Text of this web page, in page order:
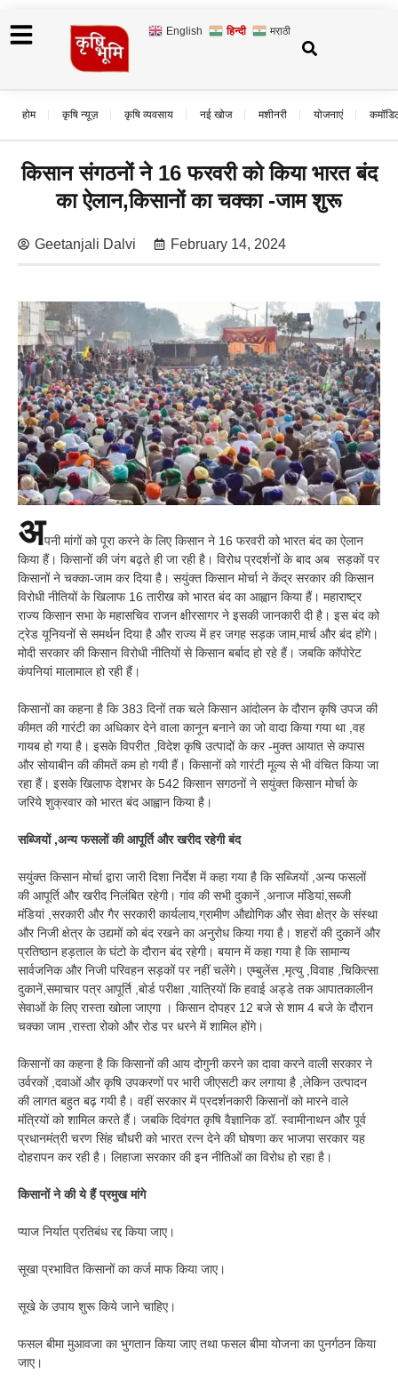
English हिन्दी मराठी
होम कृषि न्यूज़ कृषि व्यवसाय नई खोज मशीनरी योजनाएं
किसान संगठनों ने 16 फरवरी को किया भारत बंद
का ऐलान,किसानों का चक्का -जाम शुरू
Geetanjali Dalvi February 14, 2024
अपनी मांगों को पूरा करने के लिए किसान ने 16 फरवरी को भारत बंद का ऐलान
किया हैं। किसानों की जंग बढ़ते ही जा रही है। विरोध प्रदर्शनों के बाद अब सड़कों पर
किसानों ने चक्का-जाम कर दिया है। सयुंक्त किसान मोर्चा ने केंद्र सरकार की किसान
विरोधी नीतियों के खिलाफ 16 तारीख को भारत बंद का आह्वान किया हैं। महाराष्ट्र
राज्य किसान सभा के महासचिव राजन क्षीरसागर ने इसकी जानकारी दी है। इस बंद को
ट्रेड यूनियनों से समर्थन दिया है और राज्य में हर जगह सड़क जाम,मार्च और बंद होंगे।
मोदी सरकार की किसान विरोधी नीतियों से किसान बर्बाद हो रहे हैं। जबकि कॉपोरेट
कंपनियां मालामाल हो रही हैं।
किसानों का कहना है कि 383 दिनों तक चले किसान आंदोलन के दौरान कृषि उपज की
कीमत की गारंटी का अधिकार देने वाला कानून बनाने का जो वादा किया गया था ,वह
गायब हो गया है। इसके विपरीत ,विदेश कृषि उत्पादों के कर -मुक्त आयात से कपास
और सोयाबीन की कीमतें कम हो गयी हैं। किसानों को गारंटी मूल्य से भी वंचित किया जा
रहा हैं। इसके खिलाफ देशभर के 542 किसान सगठनों ने सयुंक्त किसान मोर्चा के
जरिये शुक्रवार को भारत बंद आह्वान किया है।
सब्जियों ,अन्य फसलों की आपूर्ति और खरीद रहेगी बंद
सयुंक्त किसान मोर्चा द्वारा जारी दिशा निर्देश में कहा गया है कि सब्जियों ,अन्य फसलों
की आपूर्ति और खरीद निलंबित रहेगी। गांव की सभी दुकानें ,अनाज मंडियां,सब्जी
मंडियां ,सरकारी और गैर सरकारी कार्यलाय,ग्रामीण औद्योगिक और सेवा क्षेत्र के संस्था
और निजी क्षेत्र के उद्यमों को बंद रखने का अनुरोध किया गया है। शहरों की दुकानें और
प्रतिष्ठान हड़ताल के घंटो के दौरान बंद रहेगी। बयान में कहा गया है कि सामान्य
सार्वजनिक और निजी परिवहन सड़कों पर नहीं चलेंगे। एम्बुलेंस ,मृत्यु ,विवाह ,चिकित्सा
दुकानें,समाचार पत्र आपूर्ति ,बोर्ड परीक्षा ,यात्रियों कि हवाई अड्डे तक आपातकालीन
सेवाओं के लिए रास्ता खोला जाएगा । किसान दोपहर 12 बजे से शाम 4 बजे के दौरान
चक्का जाम ,रास्ता रोको और रोड पर धरने में शामिल होंगे।
किसानों का कहना है कि किसानों की आय दोगुनी करने का दावा करने वाली सरकार ने
उर्वरकों ,दवाओं और कृषि उपकरणों पर भारी जीएसटी कर लगाया है ,लेकिन उत्पादन
की लागत बहुत बढ़ गयी है। वहीं सरकार में प्रदर्शनकारी किसानों को मारने वाले
मंत्रियों को शामिल करते हैं। जबकि दिवंगत कृषि वैज्ञानिक डॉ. स्वामीनाथन और पूर्व
प्रधानमंत्री चरण सिंह चौधरी को भारत रत्न देने की घोषणा कर भाजपा सरकार यह
दोहरापन कर रही है। लिहाजा सरकार की इन नीतिओं का विरोध हो रहा है।
किसानों ने की ये हैं प्रमुख मांगे
प्याज निर्यात प्रतिबंध रद्द किया जाए।
सूखा प्रभावित किसानों का कर्ज माफ किया जाए।
सूखे के उपाय शुरू किये जाने चाहिए।
फसल बीमा मुआवजा का भुगतान किया जाए तथा फसल बीमा योजना का पुनर्गठन किया
जाए।